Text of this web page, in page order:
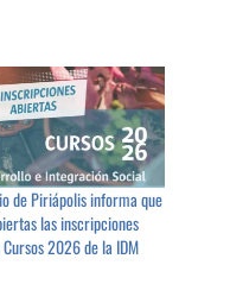
de Piriápolis informa que
las inscripciones
2026 de la IDM